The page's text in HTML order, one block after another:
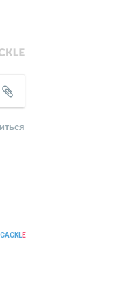
CACKLE